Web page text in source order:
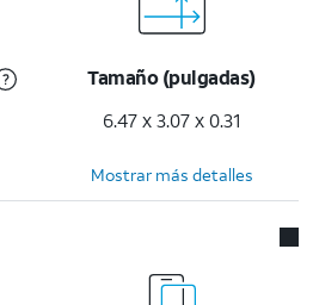
Tamaño (pulgadas)
6.47 x 3.07 x 0.31
Mostrar más detalles